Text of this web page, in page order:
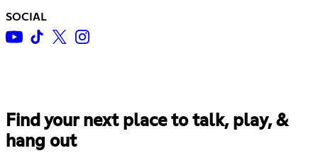
SOCIAL
Find your next place to talk, play, &
hang out